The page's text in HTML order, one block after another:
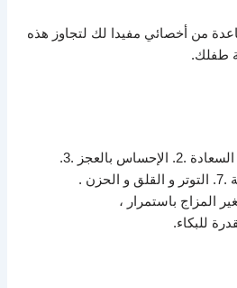
من أخصائي مفيدا لك لتجاوز هذه
طفلك.
الشعور بالحزن و انعدام السعادة .2. الإحساس بالعجز .3.
.